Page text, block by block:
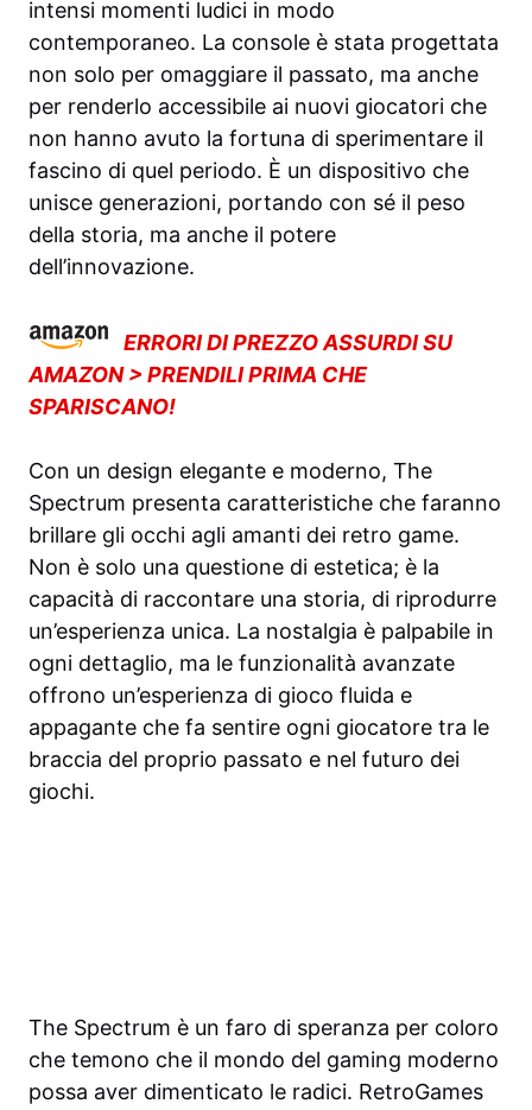
intensi momenti ludici in modo
contemporaneo. La console è stata progettata
non solo per omaggiare il passato, ma anche
per renderlo accessibile ai nuovi giocatori che
non hanno avuto la fortuna di sperimentare il
fascino di quel periodo. È un dispositivo che
unisce generazioni, portando con sé il peso
della storia, ma anche il potere
dell’innovazione.
ERRORI DI PREZZO ASSURDI SU
AMAZON > PRENDILI PRIMA CHE
SPARISCANO!
Con un design elegante e moderno, The
Spectrum presenta caratteristiche che faranno
brillare gli occhi agli amanti dei retro game.
Non è solo una questione di estetica; è la
capacità di raccontare una storia, di riprodurre
un’esperienza unica. La nostalgia è palpabile in
ogni dettaglio, ma le funzionalità avanzate
offrono un’esperienza di gioco fluida e
appagante che fa sentire ogni giocatore tra le
braccia del proprio passato e nel futuro dei
giochi.
The Spectrum è un faro di speranza per coloro
che temono che il mondo del gaming moderno
possa aver dimenticato le radici. RetroGames